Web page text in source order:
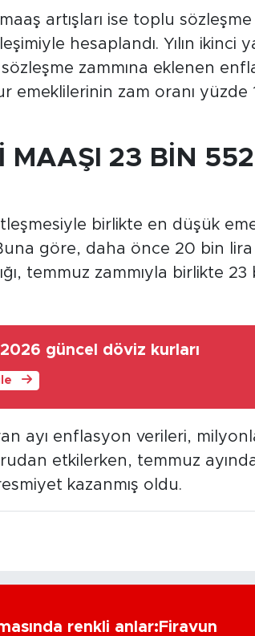
artışları ise toplu sözleşme
hesaplandı. Yılın ikinci
zammına eklenen
emeklilerinin zam oranı yüzde
MAAŞI 23 BİN 552
birlikte en düşük
göre, daha önce 20 bin
temmuz zammıyla birlikte 23
güncel döviz kurları
ayı enflasyon verileri,
etkilerken, temmuz
kazanmış oldu.
renkli anlar:Firavun